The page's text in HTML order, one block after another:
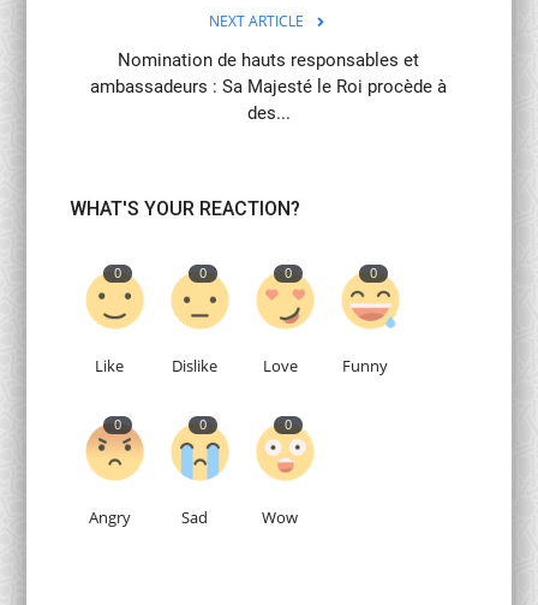
NEXT ARTICLE
Nomination de hauts responsables et
ambassadeurs : Sa Majesté le Roi procède à
des...
WHAT'S YOUR REACTION?
0
Like
0
Dislike
0
Love
0
Funny
0
Angry
0
Sad
0
Wow